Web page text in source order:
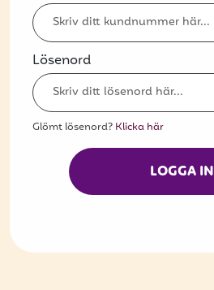
Hitta din grossist
Hållbarhet
Jobba hos oss
Kontakta oss
Om oss
Event
Lösenord
Glömt lösenord? Klicka här
LOGGA IN